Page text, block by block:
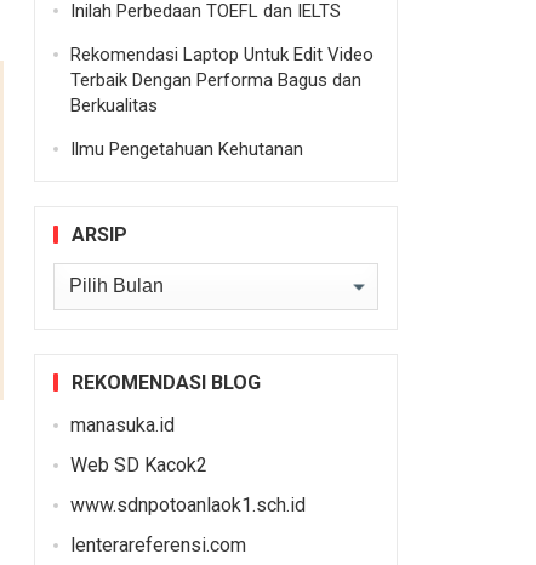
Inilah Perbedaan TOEFL dan IELTS
Rekomendasi Laptop Untuk Edit Video
Terbaik Dengan Performa Bagus dan
Berkualitas
Ilmu Pengetahuan Kehutanan
ARSIP
Arsip
REKOMENDASI BLOG
manasuka.id
Web SD Kacok2
www.sdnpotoanlaok1.sch.id
lenterareferensi.com